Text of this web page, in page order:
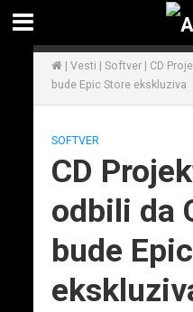
| Vesti | Softver| CD
bude Epic Store ekskluziva
SOFTVER
CD
odbili da
bude